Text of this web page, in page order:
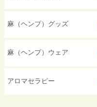
麻（ヘンプ）グッズ
麻（ヘンプ）ウェア
アロマセラピー